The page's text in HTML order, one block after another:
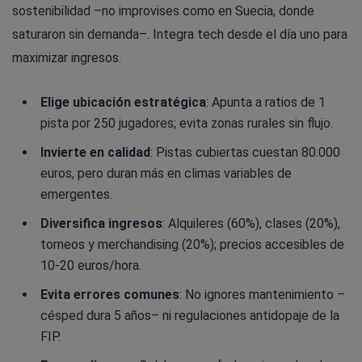
sostenibilidad –no improvises como en Suecia, donde
saturaron sin demanda–. Integra tech desde el día uno para
maximizar ingresos.
Elige ubicación estratégica: Apunta a ratios de 1
pista por 250 jugadores; evita zonas rurales sin flujo.
Invierte en calidad: Pistas cubiertas cuestan 80.000
euros, pero duran más en climas variables de
emergentes.
Diversifica ingresos: Alquileres (60%), clases (20%),
torneos y merchandising (20%); precios accesibles de
10-20 euros/hora.
Evita errores comunes: No ignores mantenimiento –
césped dura 5 años– ni regulaciones antidopaje de la
FIP.